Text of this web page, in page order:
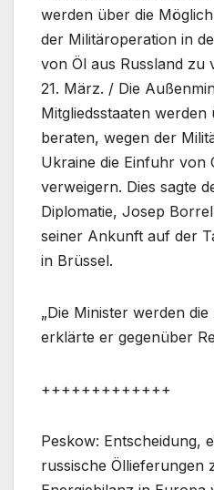
werden über die
der Militäroperation in
von Öl aus Russland zu
21. März. / Die
Mitgliedsstaaten
beraten, wegen der
Ukraine die Einfuhr von
verweigern. Dies sagte
Diplomatie, Josep
seiner Ankunft auf der
in Brüssel.
„Die Minister werden
erklärte er gegenüber
+++++++++++++
Peskow: Entscheidung,
russische Öllieferungen